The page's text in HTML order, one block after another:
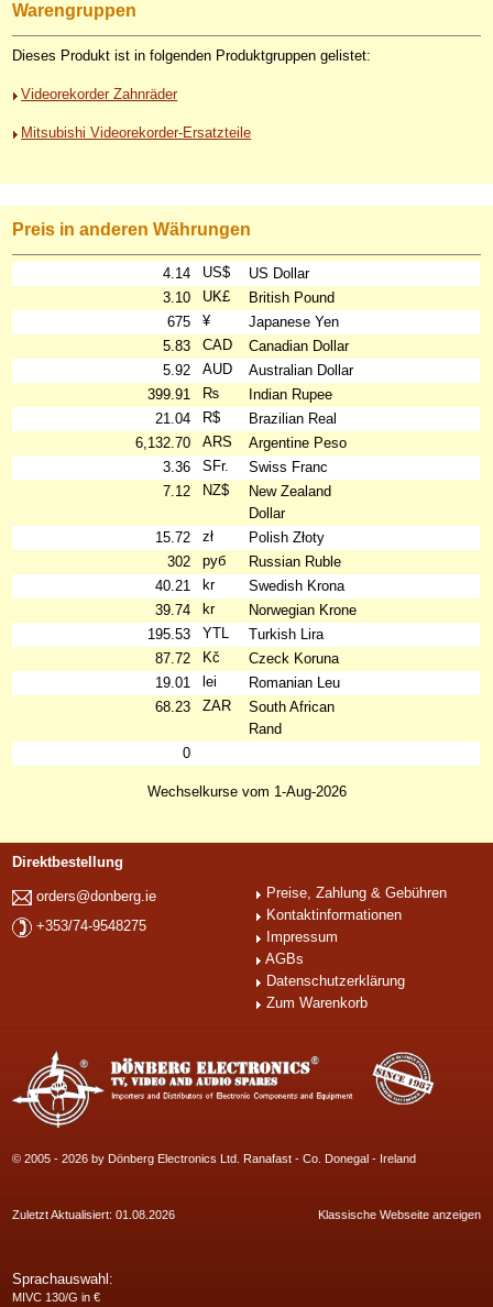
Warengruppen
Dieses Produkt ist in folgenden Produktgruppen gelistet:
Videorekorder Zahnräder
Mitsubishi Videorekorder-Ersatzteile
Preis in anderen Währungen
4.14 US$
US Dollar
3.10
UK£
British Pound
675
¥
Japanese Yen
5.83
CAD
Canadian Dollar
5.92
AUD
Australian Dollar
399.91
₨
Indian Rupee
21.04
R$
Brazilian Real
6,132.70
ARS
Argentine Peso
3.36
SFr.
Swiss Franc
7.12
NZ$
New Zealand
Dollar
15.72
zł
Polish Złoty
302
руб
Russian Ruble
40.21
kr
Swedish Krona
39.74
kr
Norwegian Krone
195.53
YTL
Turkish Lira
87.72
Kč
Czeck Koruna
19.01
lei
Romanian Leu
68.23
ZAR
South African
Rand
0
Wechselkurse vom 1-Aug-2026
Direktbestellung
orders@donberg.ie
+353/74-9548275
Preise, Zahlung & Gebühren
Kontaktinformationen
Impressum
AGBs
Datenschutzerklärung
Zum Warenkorb
© 2005 - 2026 by Dönberg Electronics Ltd. Ranafast - Co. Donegal - Ireland
Zuletzt Aktualisiert: 01.08.2026 Klassische Webseite anzeigen
Sprachauswahl:
MIVC 130/G in €